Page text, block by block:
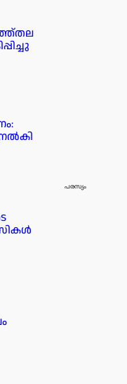
നൽകി
പരസ്യം